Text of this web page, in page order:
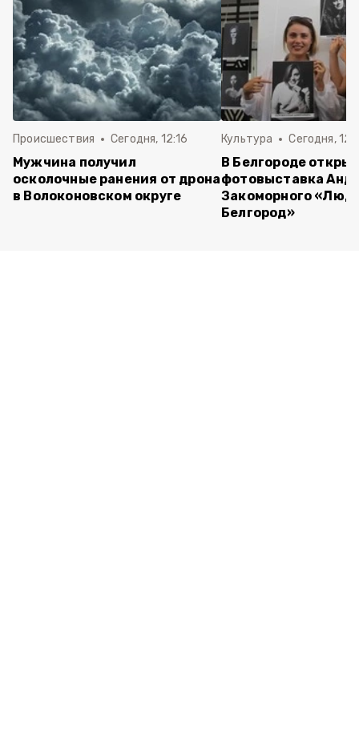
Происшествия Сегодня, 12:16
Мужчина получил
осколочные ранения от дрона
в Волоконовском округе
Культура Сегодня,
В Белгороде
фотовыставка
Закоморного
Белгород»